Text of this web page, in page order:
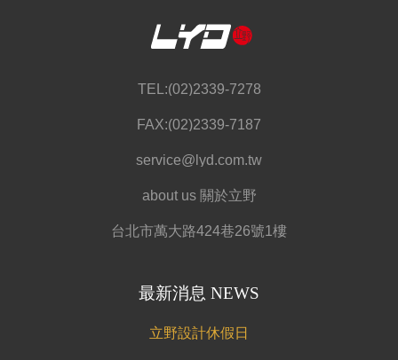
TEL:(02)2339-7278
FAX:(02)2339-7187
service@lyd.com.tw
about us 關於立野
台北市萬大路424巷26號1樓
最新消息 NEWS
立野設計休假日